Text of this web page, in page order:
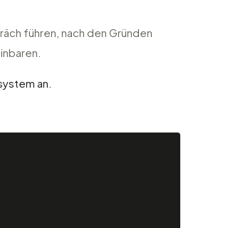
führen, nach den Gründen
an.